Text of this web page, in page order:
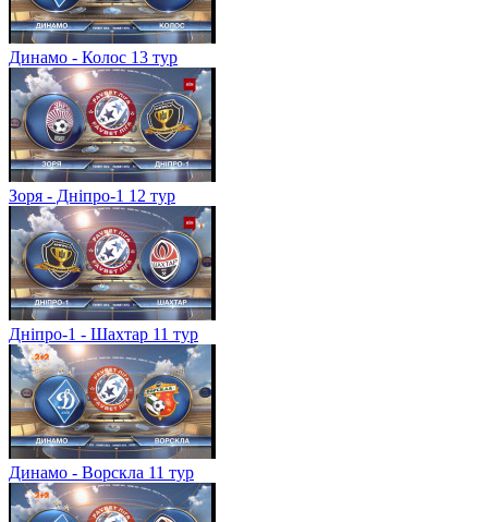
Динамо - Колос 13 тур
Зоря - Дніпро-1 12 тур
Дніпро-1 - Шахтар 11 тур
Динамо - Ворскла 11 тур